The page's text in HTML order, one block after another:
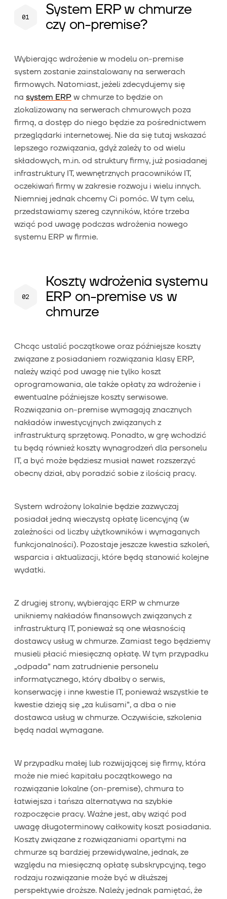
System ERP w chmurze
czy on-premise?
Wybierając wdrożenie w modelu on-premise
system zostanie zainstalowany na serwerach
firmowych. Natomiast, jeżeli zdecydujemy się
na system ERP w chmurze to będzie on
zlokalizowany na serwerach chmurowych poza
firmą, a dostęp do niego będzie za pośrednictwem
przeglądarki internetowej. Nie da się tutaj wskazać
lepszego rozwiązania, gdyż zależy to od wielu
składowych, m.in. od struktury firmy, już posiadanej
infrastruktury IT, wewnętrznych pracowników IT,
oczekiwań firmy w zakresie rozwoju i wielu innych.
Niemniej jednak chcemy Ci pomóc. W tym celu,
przedstawiamy szereg czynników, które trzeba
wziąć pod uwagę podczas wdrożenia nowego
systemu ERP w firmie.
Koszty wdrożenia systemu
ERP on-premise vs w
chmurze
Chcąc ustalić początkowe oraz późniejsze koszty
związane z posiadaniem rozwiązania klasy ERP,
należy wziąć pod uwagę nie tylko koszt
oprogramowania, ale także opłaty za wdrożenie i
ewentualne późniejsze koszty serwisowe.
Rozwiązania on-premise wymagają znacznych
nakładów inwestycyjnych związanych z
infrastrukturą sprzętową. Ponadto, w grę wchodzić
tu będą również koszty wynagrodzeń dla personelu
IT, a być może będziesz musiał nawet rozszerzyć
obecny dział, aby poradzić sobie z ilością pracy.
System wdrożony lokalnie będzie zazwyczaj
posiadał jedną wieczystą opłatę licencyjną (w
zależności od liczby użytkowników i wymaganych
funkcjonalności). Pozostaje jeszcze kwestia szkoleń,
wsparcia i aktualizacji, które będą stanowić kolejne
wydatki.
Z drugiej strony, wybierając ERP w chmurze
unikniemy nakładów finansowych związanych z
infrastrukturą IT, ponieważ są one własnością
dostawcy usług w chmurze. Zamiast tego będziemy
musieli płacić miesięczną opłatę. W tym przypadku
„odpada” nam zatrudnienie personelu
informatycznego, który dbałby o serwis,
konserwację i inne kwestie IT, ponieważ wszystkie te
kwestie dzieją się „za kulisami”, a dba o nie
dostawca usług w chmurze. Oczywiście, szkolenia
będą nadal wymagane.
W przypadku małej lub rozwijającej się firmy, która
może nie mieć kapitału początkowego na
rozwiązanie lokalne (on-premise), chmura to
łatwiejsza i tańsza alternatywa na szybkie
rozpoczęcie pracy. Ważne jest, aby wziąć pod
uwagę długoterminowy całkowity koszt posiadania.
Koszty związane z rozwiązaniami opartymi na
chmurze są bardziej przewidywalne, jednak, ze
względu na miesięczną opłatę subskrypcyjną, tego
rodzaju rozwiązanie może być w dłuższej
perspektywie droższe. Należy jednak pamiętać, że